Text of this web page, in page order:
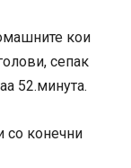
кои
сепак
52.минута.
со конечни